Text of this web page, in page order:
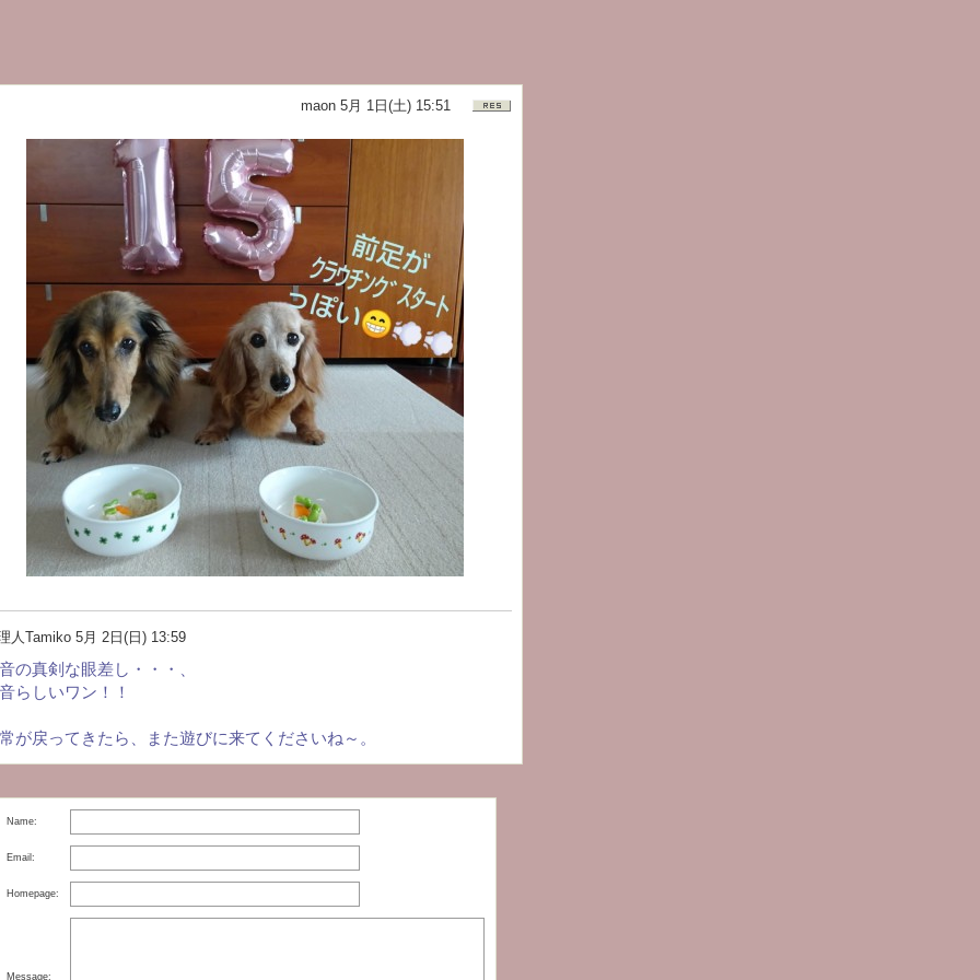
maon 5月 1日(土) 15:51
人Tamiko 5月 2日(日) 13:59
の真剣な眼差し・・・、
らしいワン！！
が戻ってきたら、また遊びに来てくださいね～。
Name:
Email:
Homepage:
Message: